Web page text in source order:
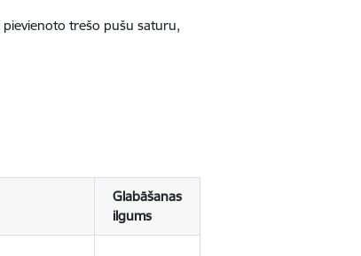
pievienoto trešo pušu saturu,
Glabāšanas
ilgums